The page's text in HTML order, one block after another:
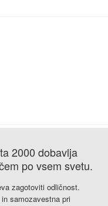
2000 dobavlja
po vsem svetu.
zagotoviti odličnost.
samozavestna pri